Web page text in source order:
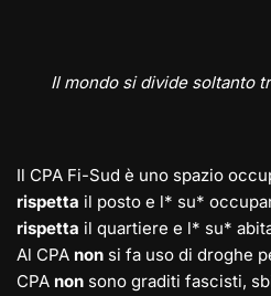
Il mondo si divide soltanto
Il CPA Fi-Sud è uno spazio
rispetta il posto e l* su*
rispetta il quartiere e l* su*
Al CPA non si fa uso di droghe
CPA non sono graditi fascisti,